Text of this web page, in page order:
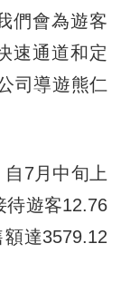
們會為遊客
速通道和定
司導遊熊仁
7月中旬上
待遊客12.76
達3579.12